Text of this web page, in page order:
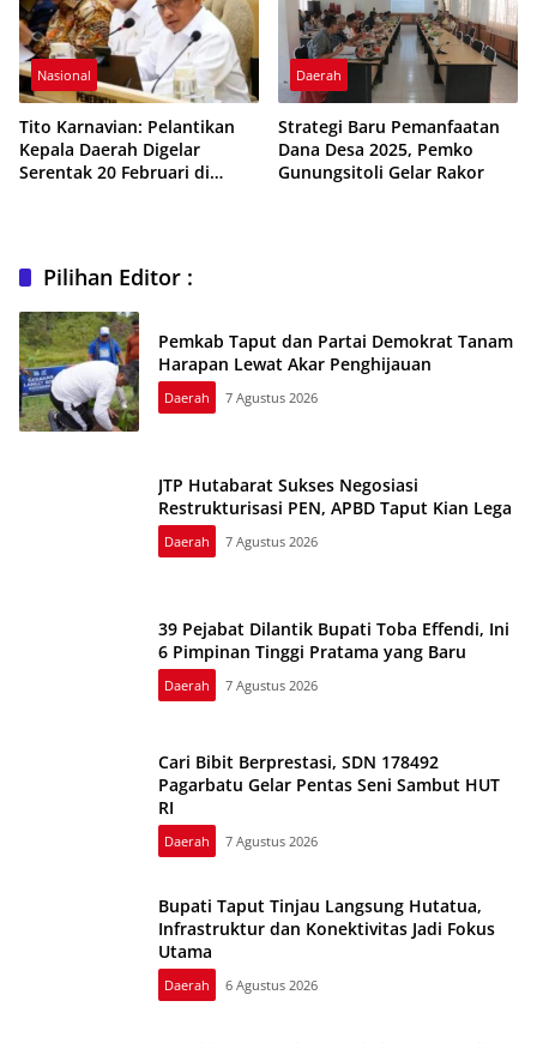
Nasional
Tito Karnavian: Pelantikan
Kepala Daerah Digelar
Serentak 20 Februari di
Daerah
Strategi Baru Pemanfaatan
Dana Desa 2025, Pemko
Gunungsitoli Gelar Rakor
Pilihan Editor :
Pemkab Taput dan Partai Demokrat Tanam
Harapan Lewat Akar Penghijauan
Daerah 7 Agustus 2026
JTP Hutabarat Sukses Negosiasi
Restrukturisasi PEN, APBD Taput Kian Lega
Daerah 7 Agustus 2026
39 Pejabat Dilantik Bupati Toba Effendi, Ini
6 Pimpinan Tinggi Pratama yang Baru
Daerah 7 Agustus 2026
Cari Bibit Berprestasi, SDN 178492
Pagarbatu Gelar Pentas Seni Sambut HUT
RI
Daerah 7 Agustus 2026
Bupati Taput Tinjau Langsung Hutatua,
Infrastruktur dan Konektivitas Jadi Fokus
Utama
Daerah 6 Agustus 2026